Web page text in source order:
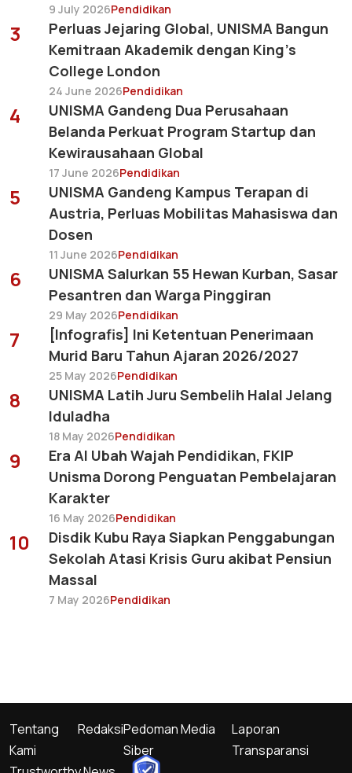
9 July 2026Pendidikan
3
Perluas Jejaring Global, UNISMA Bangun
Kemitraan Akademik dengan King's
College London
24 June 2026Pendidikan
4
UNISMA Gandeng Dua Perusahaan
Belanda Perkuat Program Startup dan
Kewirausahaan Global
17 June 2026Pendidikan
5
UNISMA Gandeng Kampus Terapan di
Austria, Perluas Mobilitas Mahasiswa dan
Dosen
11 June 2026Pendidikan
6
UNISMA Salurkan 55 Hewan Kurban, Sasar
Pesantren dan Warga Pinggiran
29 May 2026Pendidikan
7
[Infografis] Ini Ketentuan Penerimaan
Murid Baru Tahun Ajaran 2026/2027
25 May 2026Pendidikan
8
UNISMA Latih Juru Sembelih Halal Jelang
Iduladha
18 May 2026Pendidikan
9
Era AI Ubah Wajah Pendidikan, FKIP
Unisma Dorong Penguatan Pembelajaran
Karakter
16 May 2026Pendidikan
10
Disdik Kubu Raya Siapkan Penggabungan
Sekolah Atasi Krisis Guru akibat Pensiun
Massal
7 May 2026Pendidikan
Tentang
Kami
RedaksiPedoman Media
Siber
Laporan
Transparansi